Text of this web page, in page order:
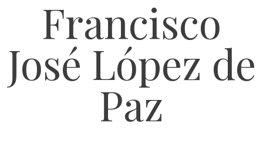
Francisco
José López de
Paz